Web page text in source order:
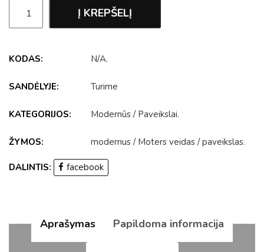
Į KREPŠELĮ
KODAS: N/A.
SANDĖLYJE: Turime
KATEGORIJOS: Modernūs / Paveikslai.
ŽYMOS: modernus / Moters veidas /paveikslas.
DALINTIS: facebook
Aprašymas Papildoma informacija